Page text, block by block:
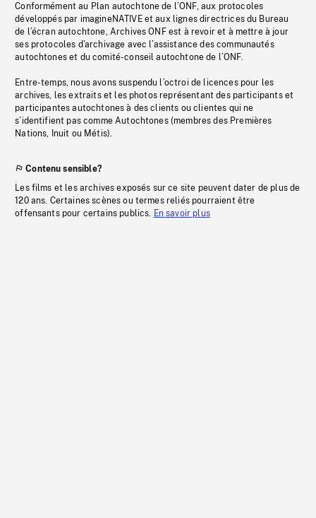
Conformément au Plan autochtone de l’ONF, aux protocoles
développés par imagineNATIVE et aux lignes directrices du Bureau
de l’écran autochtone, Archives ONF est à revoir et à mettre à jour
ses protocoles d’archivage avec l’assistance des communautés
autochtones et du comité-conseil autochtone de l’ONF.
Entre-temps, nous avons suspendu l’octroi de licences pour les
archives, les extraits et les photos représentant des participants et
participantes autochtones à des clients ou clientes qui ne
s’identifient pas comme Autochtones (membres des Premières
Nations, Inuit ou Métis).
Contenu sensible?
Les films et les archives exposés sur ce site peuvent dater de plus de
120 ans. Certaines scènes ou termes reliés pourraient être
offensants pour certains publics. En savoir plus